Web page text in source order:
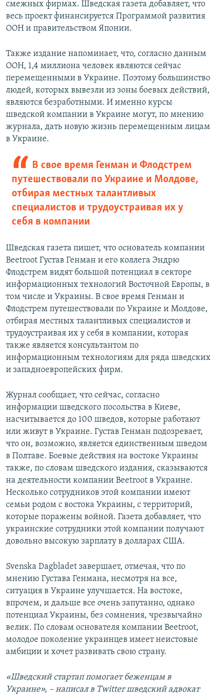
смежных фирмах. Шведская газета добавляет, что
весь проект финансируется Программой развития
ООН и правительством Японии.
Также издание напоминает, что, согласно данным
ООН, 1,4 миллиона человек являются сейчас
перемещенными в Украине. Поэтому большинство
людей, которых вывезли из зоны боевых действий,
являются безработными. И именно курсы
шведской компании в Украине могут, по мнению
журнала, дать новую жизнь перемещенным лицам
в Украине.
В свое время Генман и Флодстрем
путешествовали по Украине и Молдове,
отбирая местных талантливых
специалистов и трудоустраивая их у
себя в компании
Шведская газета пишет, что основатель компании
Beetroot Густав Генман и его коллега Эндрю
Флодстрем видят большой потенциал в секторе
информационных технологий Восточной Европы, в
том числе и Украины. В свое время Генман и
Флодстрем путешествовали по Украине и Молдове,
отбирая местных талантливых специалистов и
трудоустраивая их у себя в компании, которая
также является консультантом по
информационным технологиям для ряда шведских
и западноевропейских фирм.
Журнал сообщает, что сейчас, согласно
информации шведского посольства в Киеве,
насчитывается до 100 шведов, которые работают
или живут в Украине. Густав Генман подозревает,
что он, возможно, является единственным шведом
в Полтаве. Боевые действия на востоке Украины
также, по словам шведского издания, сказываются
на деятельности компании Beetroot в Украине.
Несколько сотрудников этой компании имеют
семьи родом с востока Украины, с территорий,
которые поражены войной. Газета добавляет, что
украинские сотрудники этой компании получают
довольно высокую зарплату в долларах США.
Svenska Dagbladet завершает, отмечая, что по
мнению Густава Генмана, несмотря на все,
ситуация в Украине улучшается. На востоке,
впрочем, и дальше все очень запутанно, однако
потенциал Украины, без сомнения, чрезвычайно
велик. По словам основателя компании Beetroot,
молодое поколение украинцев имеет неистовые
амбиции и хочет развивать свою страну.
«Шведский стартап помогает беженцам в
Украине», – написал в Twitter шведский адвокат